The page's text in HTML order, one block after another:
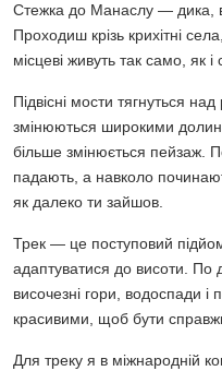
Стежка до Манаслу — дика,
Проходиш крізь крихітні
місцеві живуть так само, як і
Підвісні мости тягнуться
змінюються широкими
більше змінюється пейзаж.
падають, а навколо
як далеко ти зайшов.
Трек — це поступовий
адаптуватися до висоти. По
височезні гори, водоспади і
красивими, щоб бути
Для треку я в міжнародній